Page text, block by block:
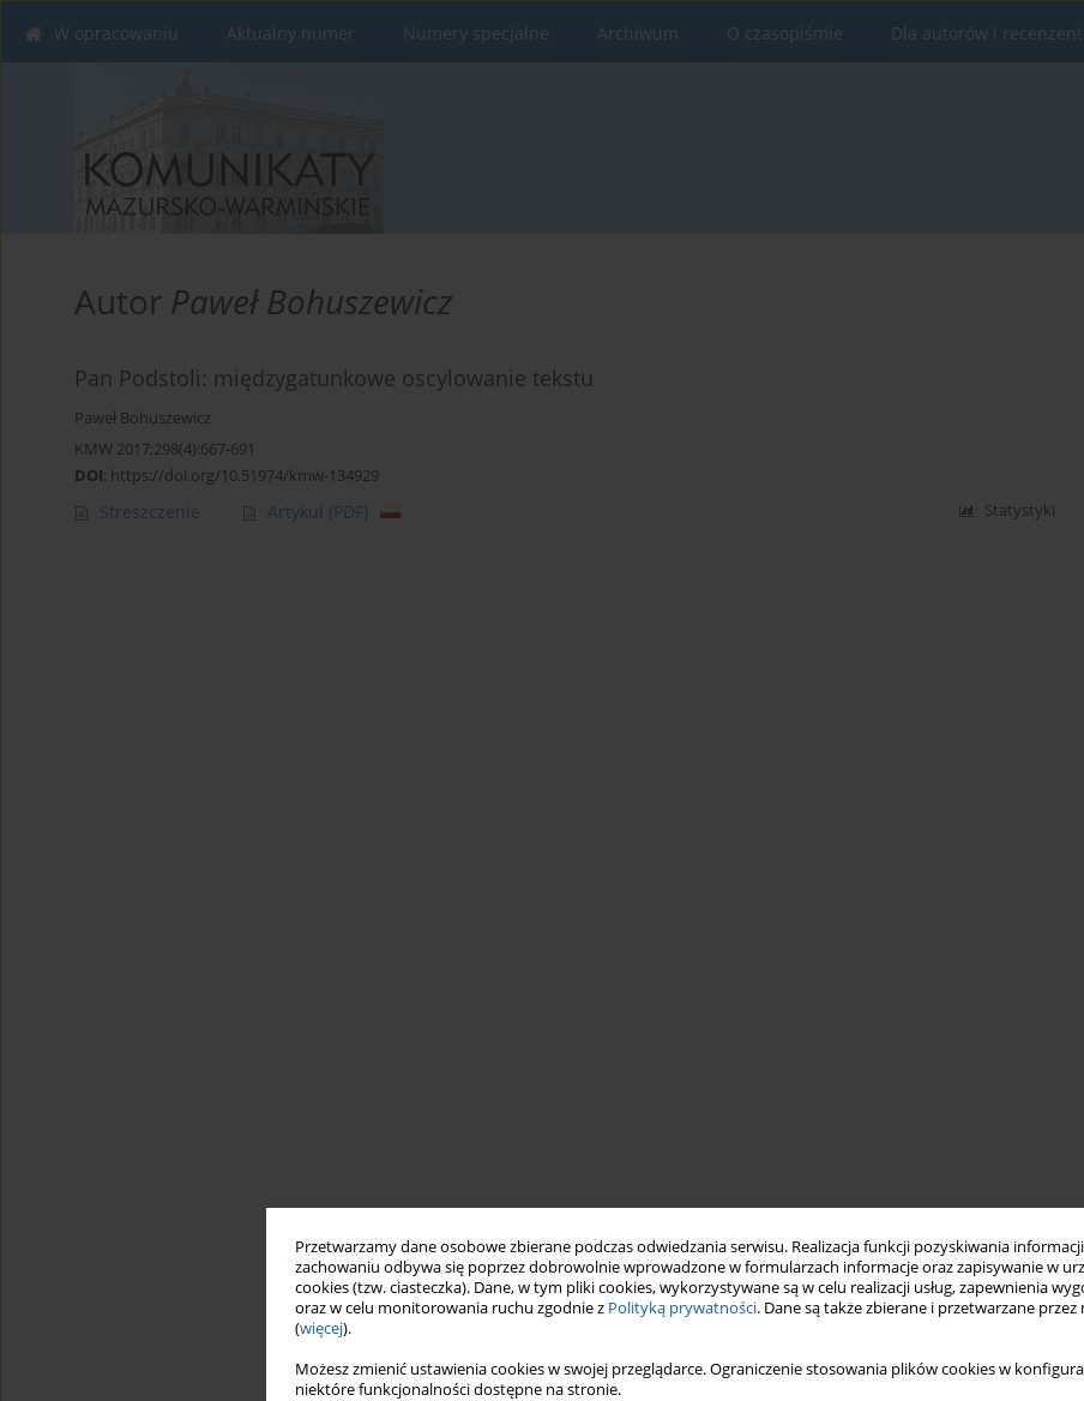
Przetwarzamy dane osobowe zbierane podczas odwiedzania serwisu. Realizacja funkcji pozyskiwania
zachowaniu odbywa się poprzez dobrowolnie wprowadzone w formularzach informacje oraz zapisywanie w
cookies (tzw. ciasteczka). Dane, w tym pliki cookies, wykorzystywane są w celu realizacji usług, zapewnienia
oraz w celu monitorowania ruchu zgodnie z Polityką prywatności. Dane są także zbierane i przetwarzane
(więcej).
Możesz zmienić ustawienia cookies w swojej przeglądarce. Ograniczenie stosowania plików cookies w
niektóre funkcjonalności dostępne na stronie.
W opracowaniu Aktualny numer Numery specjalne Archiwum O czasopiśmie Dla autorów i
Autor Paweł Bohuszewicz
Pan Podstoli: międzygatunkowe oscylowanie tekstu
Paweł Bohuszewicz
KMW 2017;298(4):667-691
DOI: https://doi.org/10.51974/kmw-134929
Streszczenie Artykuł (PDF) Statystyki